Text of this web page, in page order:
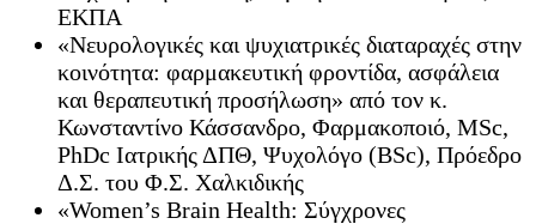
ΕΚΠΑ
«Νευρολογικές και ψυχιατρικές διαταραχές στην
κοινότητα: φαρμακευτική φροντίδα, ασφάλεια
και θεραπευτική προσήλωση» από τον κ.
Κωνσταντίνο Κάσσανδρο, Φαρμακοποιό, MSc,
PhDc Ιατρικής ΔΠΘ, Ψυχολόγο (BSc), Πρόεδρο
Δ.Σ. του Φ.Σ. Χαλκιδικής
«Women’s Brain Health: Σύγχρονες